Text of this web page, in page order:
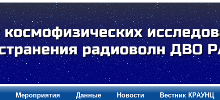
Мероприятия Данные Новости Вестник КРАУНЦ